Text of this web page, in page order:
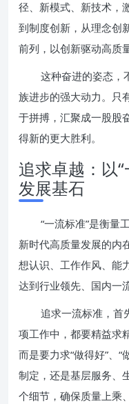
径、新模式、新技术，
到制度创新，从理念创
前列，以创新驱动高质
这种奋进的姿态，
族进步的强大动力。只
于拼搏，汇聚成一股股
得新的更大胜利。
追求卓越：以
发展基石
“一流标准”是衡量
新时代高质量发展的内
想认识、工作作风、能
达到行业领先、国内一
追求一流标准，首
项工作中，都要精益求
而是要力求“做得好”、
制定，还是基层服务、
个细节，确保质量上乘